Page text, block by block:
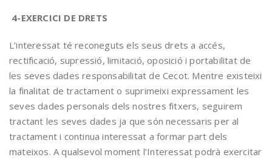
4-EXERCICI DE DRETS
L’interessat té reconeguts els seus drets a accés,
rectificació, supressió, limitació, oposició i portabilitat de
les seves dades responsabilitat de Cecot. Mentre existeixi
la finalitat de tractament o suprimeixi expressament les
seves dades personals dels nostres fitxers, seguirem
tractant les seves dades ja que són necessaris per al
tractament i continua interessat a formar part dels
mateixos. A qualsevol moment l’Interessat podrà exercitar